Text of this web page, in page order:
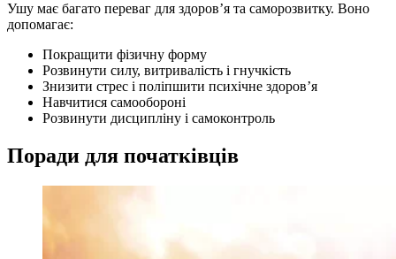
Ушу має багато переваг для здоров’я та саморозвитку. Воно
допомагає:
Покращити фізичну форму
Розвинути силу, витривалість і гнучкість
Знизити стрес і поліпшити психічне здоров’я
Навчитися самообороні
Розвинути дисципліну і самоконтроль
Поради для початківців